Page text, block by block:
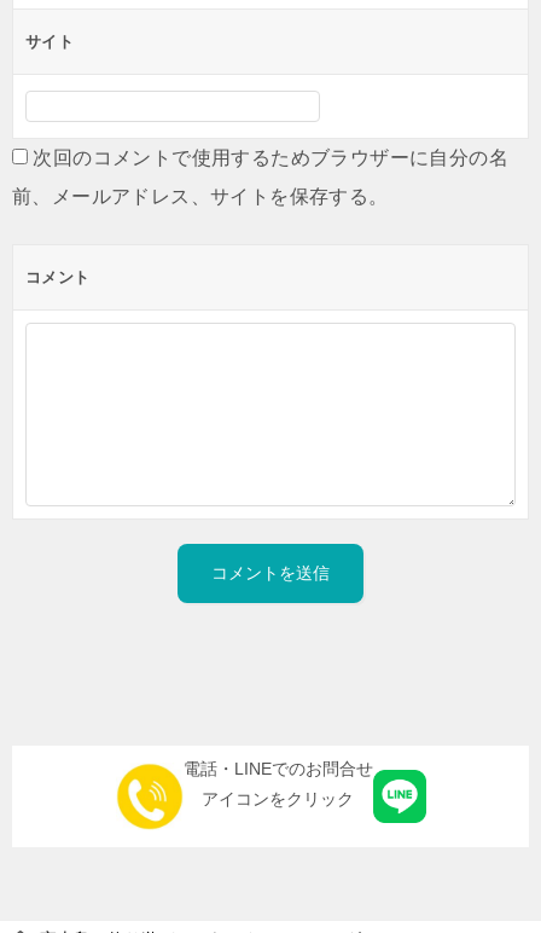
サイト
次回のコメントで使用するためブラウザーに自分の名
前、メールアドレス、サイトを保存する。
コメント
電話・LINEでのお問合せ
アイコンをクリック